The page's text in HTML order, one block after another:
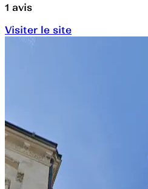
1 avis
Visiter le site